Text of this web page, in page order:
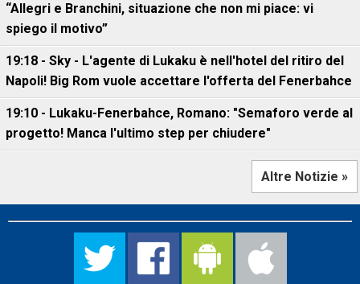
“Allegri e Branchini, situazione che non mi piace: vi
spiego il motivo”
19:18 - Sky - L'agente di Lukaku è nell'hotel del ritiro del
Napoli! Big Rom vuole accettare l'offerta del Fenerbahce
19:10 - Lukaku-Fenerbahce, Romano: "Semaforo verde al
progetto! Manca l'ultimo step per chiudere"
Altre Notizie »